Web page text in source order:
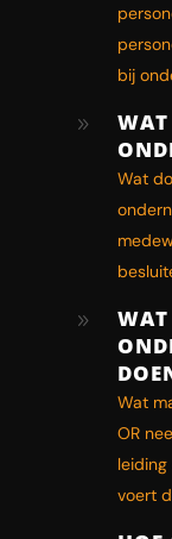
bij
9
WAT
Wat
9
WAT
Wat
OR
leiding
voert